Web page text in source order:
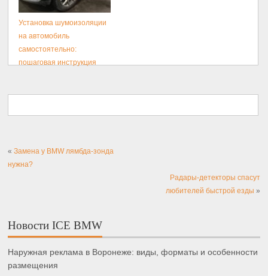
Установка шумоизоляции
на автомобиль
самостоятельно:
пошаговая инструкция
«Замена у BMW лямбда-зонда
нужна?
Радары-детекторы спасут
любителей быстрой езды »
Новости ICE BMW
Наружная реклама в Воронеже: виды, форматы и особенности
размещения